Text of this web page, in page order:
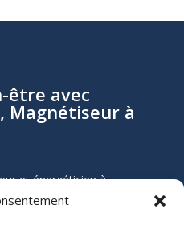
être avec
Magnétiseur à
et énergéticien à
un mieux-être durable